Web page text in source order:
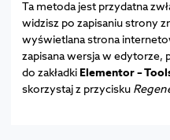
Ta metoda jest przydatna
widzisz po zapisaniu strony
wyświetlana strona
zapisana wersja w edytorze,
do zakładki Elementor –
skorzystaj z przycisku